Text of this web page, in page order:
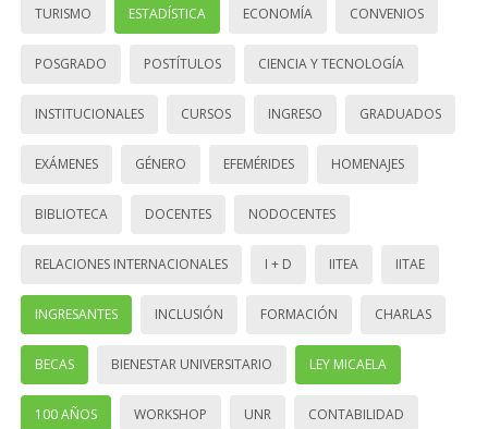
TURISMO ESTADÍSTICA ECONOMÍA CONVENIOS
POSGRADO POSTÍTULOS CIENCIA Y TECNOLOGÍA
INSTITUCIONALES CURSOS INGRESO GRADUADOS
EXÁMENES GÉNERO EFEMÉRIDES HOMENAJES
BIBLIOTECA DOCENTES NODOCENTES
RELACIONES INTERNACIONALES I + D IITEA IITAE
INGRESANTES INCLUSIÓN FORMACIÓN CHARLAS
BECAS BIENESTAR UNIVERSITARIO LEY MICAELA
100 AÑOS WORKSHOP UNR CONTABILIDAD